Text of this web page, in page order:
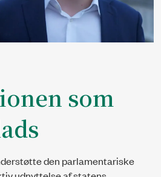
som
den parlamentariske